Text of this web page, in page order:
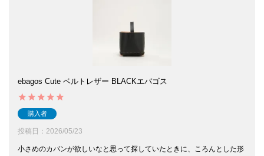
ebagos Cute ベルトレザー BLACKエバゴス
購入者
投稿日 2026/05/23
小さめのカバンが欲しいなと思って探していたときに、ころんとした形